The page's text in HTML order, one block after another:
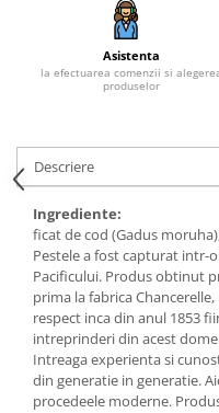
Indulcitori bio
Inghetata bio si decoratiuni
Masline bio si antipasti
Antipasti bio
Masline bio
Pesto bio
Musli si terci
Fulgi din cereale bio
Musli bio
Terci bio
Orez bio si leguminoase
Asistenta
la efectuarea comenzii si
produselor
Descriere
Ingrediente:
ficat de cod (Gadus
Pestele a fost capturat intr-
Pacificului. Produs obtinut
prima la fabrica
respect inca din anul 1853
intreprinderi din acest
Intreaga experienta si
din generatie in generatie.
procedeele moderne.